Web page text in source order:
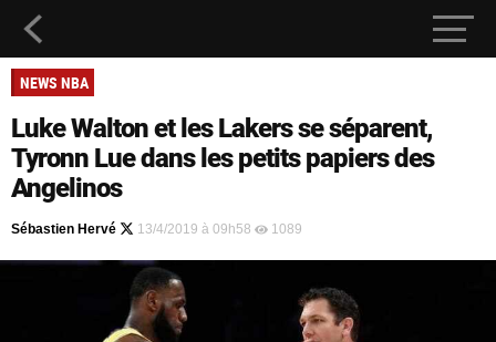
NEWS NBA
Luke Walton et les Lakers se séparent,
Tyronn Lue dans les petits papiers des
Angelinos
Sébastien Hervé 13/4/2019 à 09h58 1089